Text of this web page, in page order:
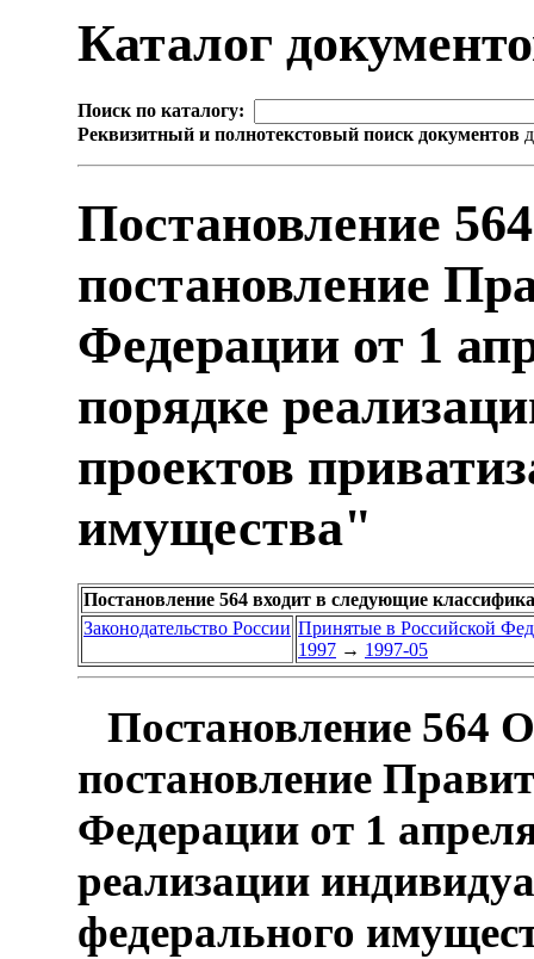
Каталог
Поиск по каталогу:
Реквизитный и полнотекстовый поиск документов
Постановление
постановление
Федерации от 1
порядке
проектов
имущества"
Постановление 564 входит в следующие
Законодательство России Принятые в Российской
1997 → 1997-05
Постановление 564
постановление
Федерации от 1
реализации
федерального